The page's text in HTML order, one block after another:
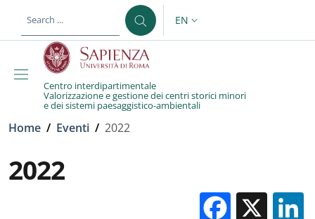
LANGUAGE SWITCHER:
EN
Centro interdipartimentale
Valorizzazione e gestione dei centri storici minori
e dei sistemi paesaggistico-ambientali
Breadcrumb
Home / Eventi / 2022
2022
X